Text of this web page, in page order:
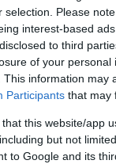
selection. Please
interest-based
to third
of your personal
This information may
Participants that may
that this website/app
but not
to Google and its
a
kevesebb,
a garantált
tudjuk, de
havonta